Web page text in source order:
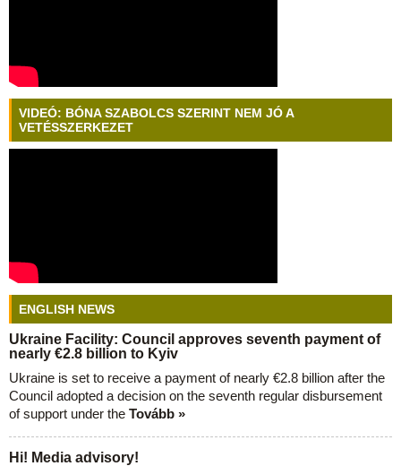
VIDEÓ: BÓNA SZABOLCS SZERINT NEM JÓ A
VETÉSSZERKEZET
ENGLISH NEWS
Ukraine Facility: Council approves seventh payment of
nearly €2.8 billion to Kyiv
Ukraine is set to receive a payment of nearly €2.8 billion after the
Council adopted a decision on the seventh regular disbursement
of support under the Tovább »
Hi! Media advisory!